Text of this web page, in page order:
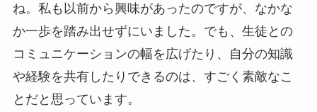
ね。私も以前から興味があったのですが、なかな
か一歩を踏み出せずにいました。でも、生徒との
コミュニケーションの幅を広げたり、自分の知識
や経験を共有したりできるのは、すごく素敵なこ
とだと思っています。